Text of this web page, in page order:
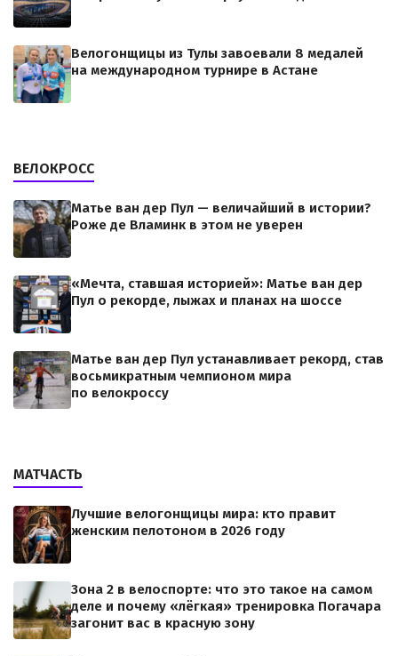
Велогонщицы из Тулы завоевали 8 медалей
на международном турнире в Астане
ВЕЛОКРОСС
Матье ван дер Пул — величайший в истории?
Роже де Вламинк в этом не уверен
«Мечта, ставшая историей»: Матье ван дер
Пул о рекорде, лыжах и планах на шоссе
Матье ван дер Пул устанавливает рекорд, став
восьмикратным чемпионом мира
по велокроссу
МАТЧАСТЬ
Лучшие велогонщицы мира: кто правит
женским пелотоном в 2026 году
Зона 2 в велоспорте: что это такое на самом
деле и почему «лёгкая» тренировка Погачара
загонит вас в красную зону